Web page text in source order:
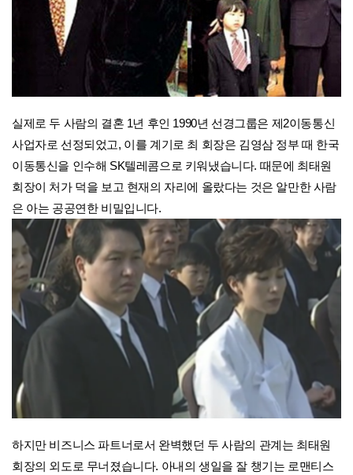
실제로 두 사람의 결혼 1년 후인 1990년 선경그룹은 제2이동통신
사업자로 선정되었고, 이를 계기로 최 회장은 김영삼 정부 때 한국
이동통신을 인수해 SK텔레콤으로 키워냈습니다. 때문에 최태원
회장이 처가 덕을 보고 현재의 자리에 올랐다는 것은 알만한 사람
은 아는 공공연한 비밀입니다.
하지만 비즈니스 파트너로서 완벽했던 두 사람의 관계는 최태원
회장의 외도로 무너졌습니다. 아내의 생일을 잘 챙기는 로맨티스